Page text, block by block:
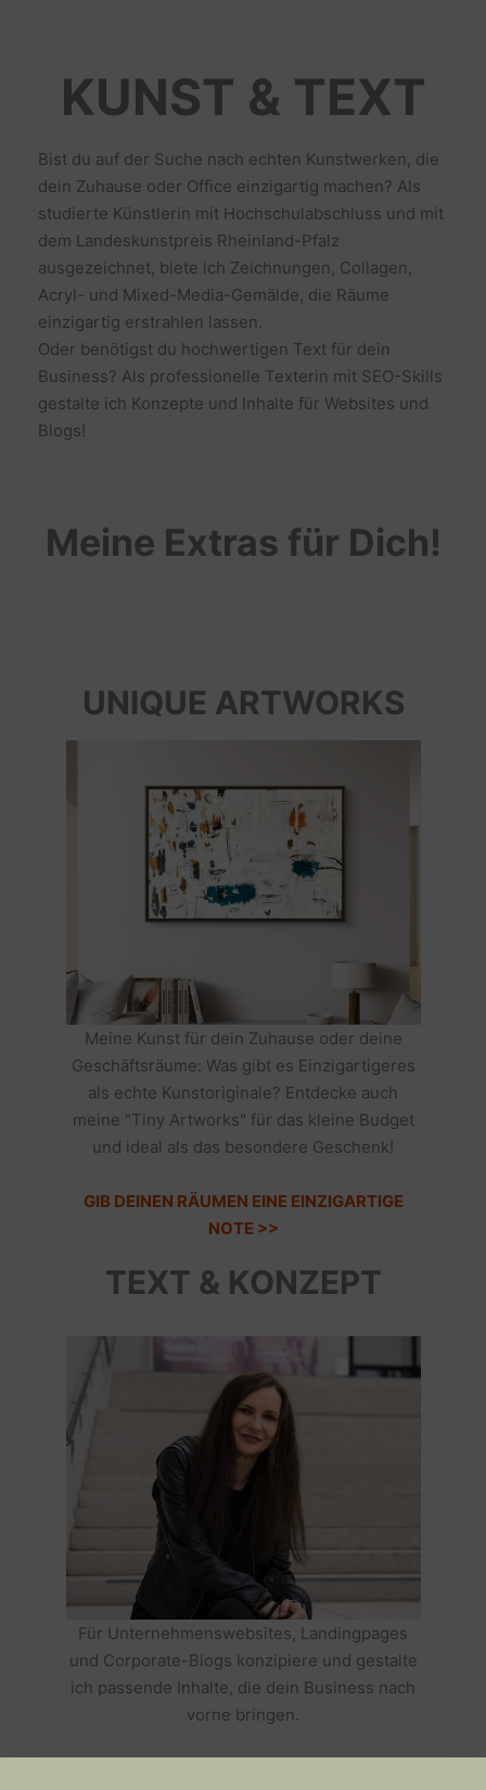
KUNST & TEXT
Bist du auf der Suche nach echten Kunstwerken, die
dein Zuhause oder Office einzigartig machen? Als
studierte Künstlerin mit Hochschulabschluss und mit
dem Landeskunstpreis Rheinland-Pfalz
ausgezeichnet, biete ich Zeichnungen, Collagen,
Acryl- und Mixed-Media-Gemälde, die Räume
einzigartig erstrahlen lassen.
Oder benötigst du hochwertigen Text für dein
Business? Als professionelle Texterin mit SEO-Skills
gestalte ich Konzepte und Inhalte für Websites und
Blogs!
Meine Extras für Dich!
UNIQUE ARTWORKS
Meine Kunst für dein Zuhause oder deine
Geschäftsräume: Was gibt es Einzigartigeres
als echte Kunstoriginale? Entdecke auch
meine "Tiny Artworks" für das kleine Budget
und ideal als das besondere Geschenk!
GIB DEINEN RÄUMEN EINE EINZIGARTIGE
NOTE >>
TEXT & KONZEPT
Für Unternehmenswebsites, Landingpages
und Corporate-Blogs konzipiere und gestalte
ich passende Inhalte, die dein Business nach
vorne bringen.